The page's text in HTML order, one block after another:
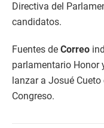
Directiva del
candidatos.
Fuentes de Correo
parlamentario Honor
lanzar a Josué
Congreso.